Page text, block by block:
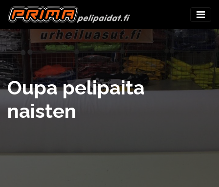
Oupa pelipaita
naisten